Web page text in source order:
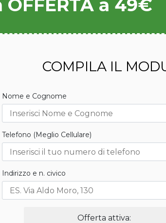
OFFERTA a 49€
COMPILA IL
Nome e Cognome
Telefono (Meglio Cellulare)
Indirizzo e n. civico
Offerta attiva: